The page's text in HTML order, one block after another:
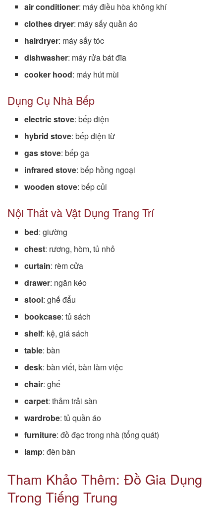
air conditioner: máy điều hòa không khí
clothes dryer: máy sấy quần áo
hairdryer: máy sấy tóc
dishwasher: máy rửa bát đĩa
cooker hood: máy hút mùi
Dụng Cụ Nhà Bếp
electric stove: bếp điện
hybrid stove: bếp điện từ
gas stove: bếp ga
infrared stove: bếp hồng ngoại
wooden stove: bếp củi
Nội Thất và Vật Dụng Trang Trí
bed: giường
chest: rương, hòm, tủ nhỏ
curtain: rèm cửa
drawer: ngăn kéo
stool: ghế đẩu
bookcase: tủ sách
shelf: kệ, giá sách
table: bàn
desk: bàn viết, bàn làm việc
chair: ghế
carpet: thảm trải sàn
wardrobe: tủ quần áo
furniture: đồ đạc trong nhà (tổng quát)
lamp: đèn bàn
Tham Khảo Thêm: Đồ Gia Dụng
Trong Tiếng Trung